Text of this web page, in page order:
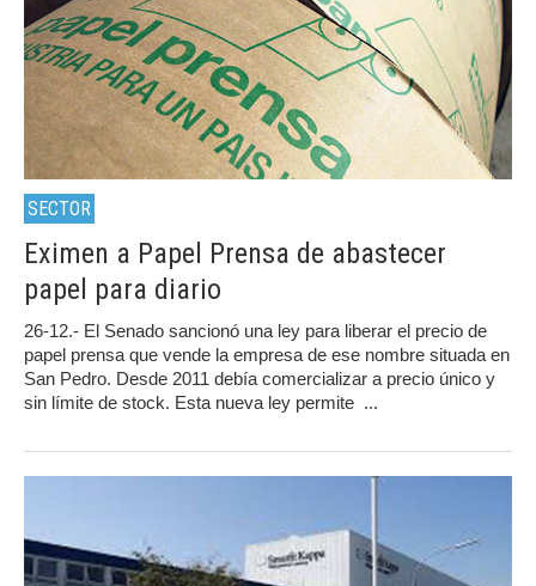
SECTOR
Eximen a Papel Prensa de abastecer
papel para diario
26-12.- El Senado sancionó una ley para liberar el precio de
papel prensa que vende la empresa de ese nombre situada en
San Pedro. Desde 2011 debía comercializar a precio único y
sin límite de stock. Esta nueva ley permite ...